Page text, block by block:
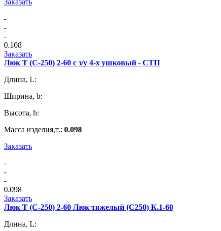
-
-
-
0.108
Заказать
Люк Т (С-250) 2-60 с з/у 4-х ушковый - СТП
Длина, L:
Ширина, b:
Высота, h:
Масса изделия,т.: 0.098
Заказать
-
-
-
0.098
Заказать
Люк Т (С-250) 2-60 Люк тяжелый (С250) К.1-60
Длина, L: